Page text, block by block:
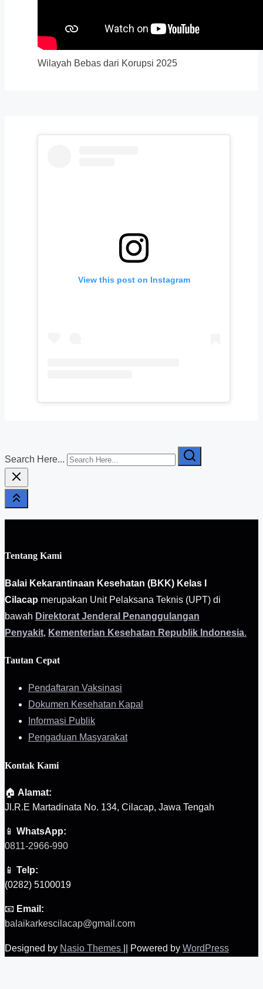
Wilayah Bebas dari Korupsi 2025
View this post on Instagram
Search Here...
Tentang Kami
Balai Kekarantinaan Kesehatan (BKK) Kelas I
Cilacap merupakan Unit Pelaksana Teknis (UPT) di
bawah Direktorat Jenderal Penanggulangan
Penyakit, Kementerian Kesehatan Republik Indonesia.
Tautan Cepat
Pendaftaran Vaksinasi
Dokumen Kesehatan Kapal
Informasi Publik
Pengaduan Masyarakat
Kontak Kami
🏠 Alamat:
Jl.R.E Martadinata No. 134, Cilacap, Jawa Tengah
📱 WhatsApp:
0811-2966-990
📱 Telp:
(0282) 5100019
📧 Email:
balaikarkescilacap@gmail.com
Designed by Nasio Themes Powered by WordPress